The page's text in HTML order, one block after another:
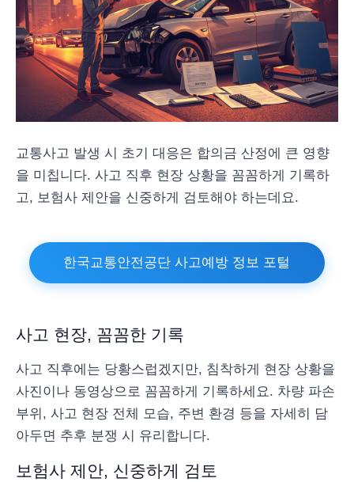
교통사고 발생 시 초기 대응은 합의금 산정에 큰 영향
을 미칩니다. 사고 직후 현장 상황을 꼼꼼하게 기록하
고, 보험사 제안을 신중하게 검토해야 하는데요.
한국교통안전공단 사고예방 정보 포털
사고 현장, 꼼꼼한 기록
사고 직후에는 당황스럽겠지만, 침착하게 현장 상황을
사진이나 동영상으로 꼼꼼하게 기록하세요. 차량 파손
부위, 사고 현장 전체 모습, 주변 환경 등을 자세히 담
아두면 추후 분쟁 시 유리합니다.
보험사 제안, 신중하게 검토